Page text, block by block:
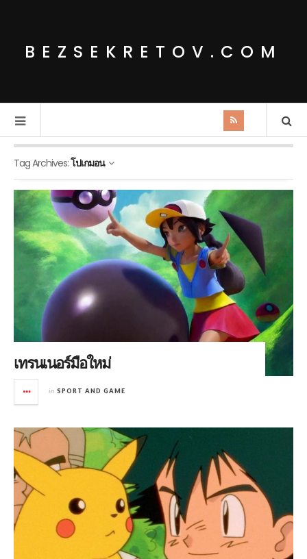
BEZSEKRETOV.COM
Tag Archives:โปเกมอน
เทรนเนอร์มือใหม่
in SPORT AND GAME